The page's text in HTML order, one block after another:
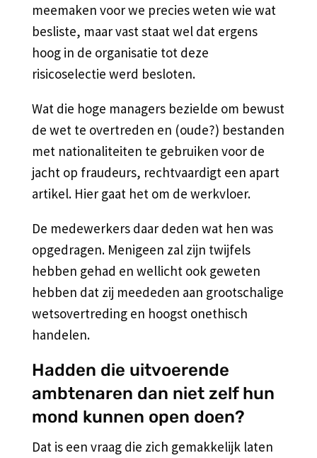
meemaken voor we precies weten wie wat
besliste, maar vast staat wel dat ergens
hoog in de organisatie tot deze
risicoselectie werd besloten.
Wat die hoge managers bezielde om bewust
de wet te overtreden en (oude?) bestanden
met nationaliteiten te gebruiken voor de
jacht op fraudeurs, rechtvaardigt een apart
artikel. Hier gaat het om de werkvloer.
De medewerkers daar deden wat hen was
opgedragen. Menigeen zal zijn twijfels
hebben gehad en wellicht ook geweten
hebben dat zij meededen aan grootschalige
wetsovertreding en hoogst onethisch
handelen.
Hadden die uitvoerende
ambtenaren dan niet zelf hun
mond kunnen open doen?
Dat is een vraag die zich gemakkelijk laten